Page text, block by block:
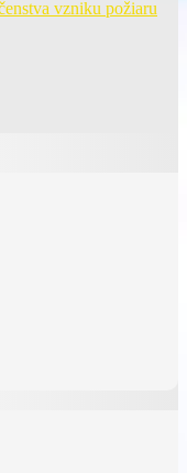
vzniku požiaru